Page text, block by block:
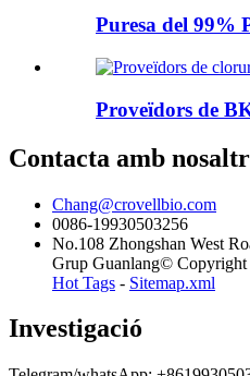
Puresa del 99%
Proveïdors de
Contacta amb
Chang@crovellbio.com
0086-19930503256
No.108 Zhongshan West
Grup Guanlang© Copyright
Hot Tags - Sitemap.xml
Investigació